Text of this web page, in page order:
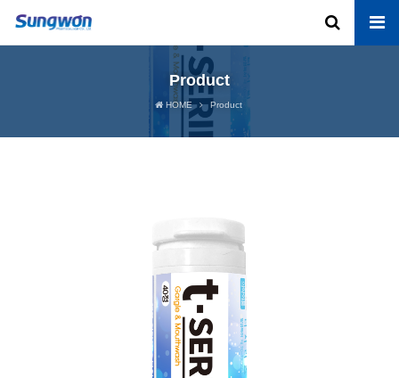
Product
HOME Product